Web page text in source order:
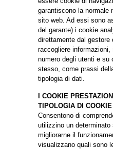
garantiscono la normale
sito web. Ad essi sono
del garante) i cookie
direttamente dal gestore
raccogliere informazioni,
numero degli utenti e
stesso, come prassi
tipologia di dati.
I COOKIE
TIPOLOGIA DI
Consentono di
utilizzino un
migliorarne il
visualizzano quali sono